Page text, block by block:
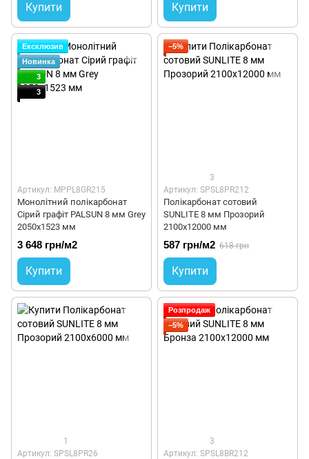
Купити Купити
Ексклюзив
Новинка
3
3
Артикул: MPPL8GR215
Монолітний полікарбонат
Сірий графіт PALSUN 8 мм Grey
2050x1523 мм
3 648 грн/м2
Купити
−5%
3
Артикул: SPSL8PR212
Полікарбонат сотовий
SUNLITE 8 мм Прозорий
2100x12000 мм
587 грн/м2 618 грн
Купити
1
Артикул: SPSL8PR26
Розпродаж
−5%
3
Артикул: SPSL8BR212